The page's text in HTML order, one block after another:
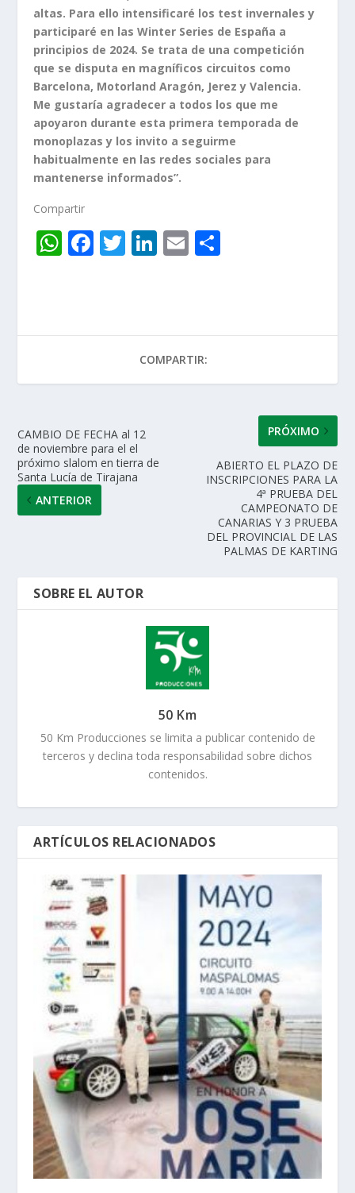
altas. Para ello intensificaré los test invernales y
participaré en las Winter Series de España a
principios de 2024. Se trata de una competición
que se disputa en magníficos circuitos como
Barcelona, ​​Motorland Aragón, Jerez y Valencia.
Me gustaría agradecer a todos los que me
apoyaron durante esta primera temporada de
monoplazas y los invito a seguirme
habitualmente en las redes sociales para
mantenerse informados”.
Compartir
W
A
p
F
o
k
T Li
dI
n
E
ar
r
COMPARTIR:
CAMBIO DE FECHA al 12
de noviembre para el el
próximo slalom en tierra de
Santa Lucía de Tirajana
ANTERIOR
PRÓXIMO
ABIERTO EL PLAZO DE
INSCRIPCIONES PARA LA
4ª PRUEBA DEL
CAMPEONATO DE
CANARIAS Y 3 PRUEBA
DEL PROVINCIAL DE LAS
PALMAS DE KARTING
SOBRE EL AUTOR
50 Km
50 Km Producciones se limita a publicar contenido de
terceros y declina toda responsabilidad sobre dichos
contenidos.
ARTÍCULOS RELACIONADOS